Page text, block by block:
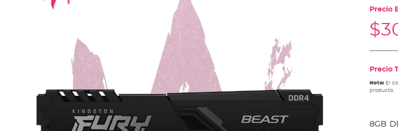
Precio
$
Precio
Nota:El
producto.
8GB